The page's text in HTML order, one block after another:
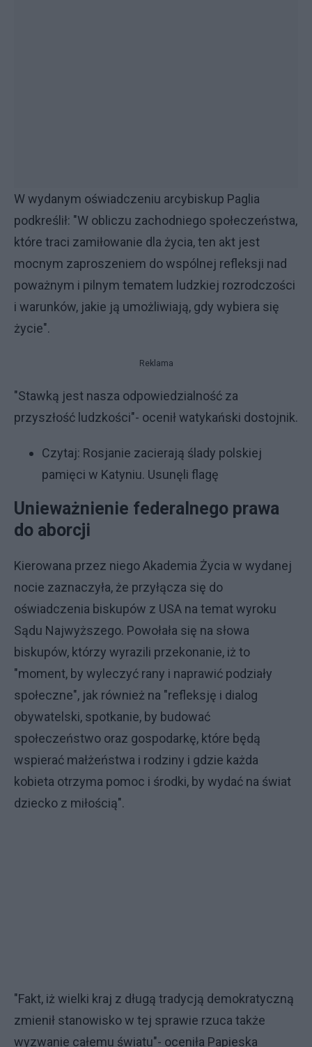
W wydanym oświadczeniu arcybiskup Paglia
podkreślił: "W obliczu zachodniego społeczeństwa,
które traci zamiłowanie dla życia, ten akt jest
mocnym zaproszeniem do wspólnej refleksji nad
poważnym i pilnym tematem ludzkiej rozrodczości
i warunków, jakie ją umożliwiają, gdy wybiera się
życie".
Reklama
"Stawką jest nasza odpowiedzialność za
przyszłość ludzkości"- ocenił watykański dostojnik.
Czytaj: Rosjanie zacierają ślady polskiej
pamięci w Katyniu. Usunęli flagę
Unieważnienie federalnego prawa
do aborcji
Kierowana przez niego Akademia Życia w wydanej
nocie zaznaczyła, że przyłącza się do
oświadczenia biskupów z USA na temat wyroku
Sądu Najwyższego. Powołała się na słowa
biskupów, którzy wyrazili przekonanie, iż to
"moment, by wyleczyć rany i naprawić podziały
społeczne", jak również na "refleksję i dialog
obywatelski, spotkanie, by budować
społeczeństwo oraz gospodarkę, które będą
wspierać małżeństwa i rodziny i gdzie każda
kobieta otrzyma pomoc i środki, by wydać na świat
dziecko z miłością".
"Fakt, iż wielki kraj z długą tradycją demokratyczną
zmienił stanowisko w tej sprawie rzuca także
wyzwanie całemu światu"- oceniła Papieska